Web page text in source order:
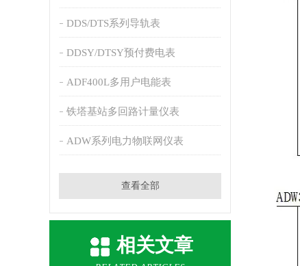
DDS/DTS系列导轨表
DDSY/DTSY预付费电表
ADF400L多用户电能表
铁塔基站多回路计量仪表
ADW系列电力物联网仪表
查看全部
相关文章